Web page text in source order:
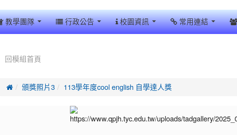
教學團隊 行政公告 校園資訊 常用連結
回模組首頁
 頒獎照片3 113學年度cool english 自學達人獎